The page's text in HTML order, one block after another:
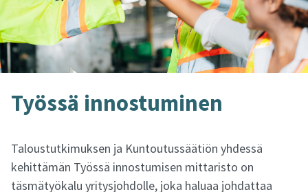
Työs­sä in­nos­tu­mi­nen
Taloustutkimuksen ja Kuntoutussäätiön yhdessä
kehittämän Työssä innostumisen mittaristo on
täsmätyökalu yritysjohdolle, joka haluaa johdattaa